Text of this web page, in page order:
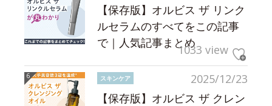
【保存版】オルビス ザ リンク
ルセラムのすべてをこの記事
で｜人気記事まとめ1033 view
2025/12/23
スキンケア
【保存版】オルビス ザ クレン